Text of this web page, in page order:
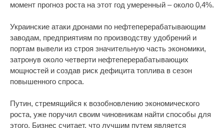
момент прогноз роста на этот год умеренный – около 0,4%.
Украинские атаки дронами по нефтеперерабатывающим
заводам, предприятиям по производству удобрений и
портам вывели из строя значительную часть экономики,
затронув около четверти нефтеперерабатывающих
мощностей и создав риск дефицита топлива в сезон
повышенного спроса.
Путин, стремящийся к возобновлению экономического
роста, уже поручил своим чиновникам найти способы для
этого. Бизнес считает, что лучшим путем является